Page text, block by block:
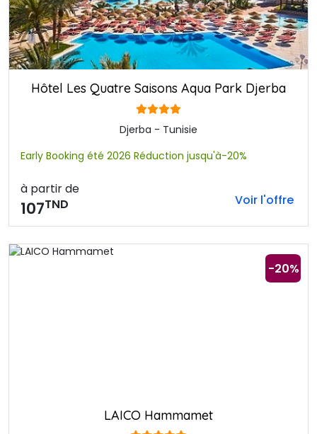
Hôtel Les Quatre Saisons Aqua Park Djerba
Djerba - Tunisie
Early Booking été 2026 Réduction jusqu'à-20%
à partir de
107TND Voir l'offre
-20%
LAICO Hammamet